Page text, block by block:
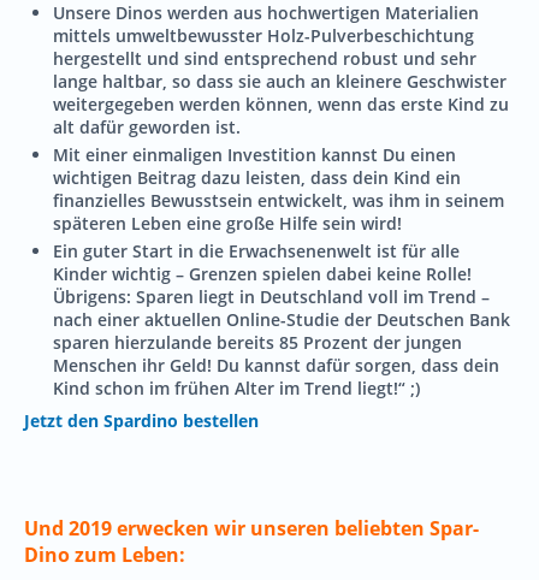
Unsere Dinos werden aus hochwertigen Materialien
mittels umweltbewusster Holz-Pulverbeschichtung
hergestellt und sind entsprechend robust und sehr
lange haltbar, so dass sie auch an kleinere Geschwister
weitergegeben werden können, wenn das erste Kind zu
alt dafür geworden ist.
Mit einer einmaligen Investition kannst Du einen
wichtigen Beitrag dazu leisten, dass dein Kind ein
finanzielles Bewusstsein entwickelt, was ihm in seinem
späteren Leben eine große Hilfe sein wird!
Ein guter Start in die Erwachsenenwelt ist für alle
Kinder wichtig – Grenzen spielen dabei keine Rolle!
Übrigens: Sparen liegt in Deutschland voll im Trend –
nach einer aktuellen Online-Studie der Deutschen Bank
sparen hierzulande bereits 85 Prozent der jungen
Menschen ihr Geld! Du kannst dafür sorgen, dass dein
Kind schon im frühen Alter im Trend liegt!“ ;)
Jetzt den Spardino bestellen
Und 2019 erwecken wir unseren beliebten Spar-
Dino zum Leben: